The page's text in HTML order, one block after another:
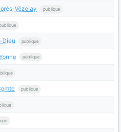
Vézelay publique
Dieu publique
publique
publique